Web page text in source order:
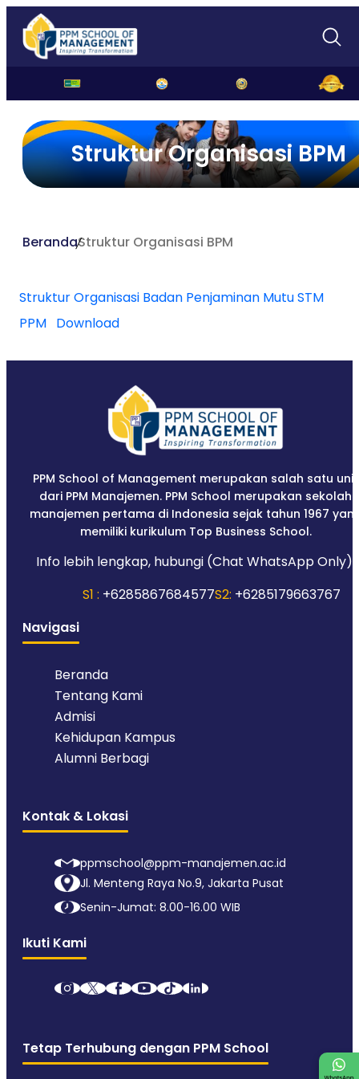
Struktur Organisasi BPM
BerandaStruktur Organisasi BPM
Struktur Organisasi Badan Penjaminan Mutu STM
PPM Download
PPM School of Management merupakan salah satu unit
dari PPM Manajemen. PPM School merupakan sekolah
manajemen pertama di Indonesia sejak tahun 1967
memiliki kurikulum Top Business School.
Info lebih lengkap, hubungi (Chat WhatsApp Only):
S1 : +6285867684577S2: +6285179663767
Navigasi
Beranda
Tentang Kami
Admisi
Kehidupan Kampus
Alumni Berbagi
Kontak & Lokasi
ppmschool@ppm-manajemen.ac.id
Jl. Menteng Raya No.9, Jakarta Pusat
Senin-Jumat: 8.00-16.00 WIB
Ikuti Kami
Tetap Terhubung dengan PPM School